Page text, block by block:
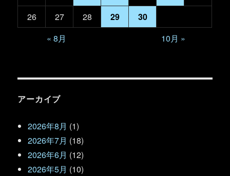
26
27 28 29
30
« 8月
10月 »
アーカイブ
2026年8月 (1)
2026年7月 (18)
2026年6月 (12)
2026年5月 (10)